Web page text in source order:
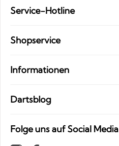
Service-Hotline
Shopservice
Informationen
Dartsblog
Folge uns auf Social Media